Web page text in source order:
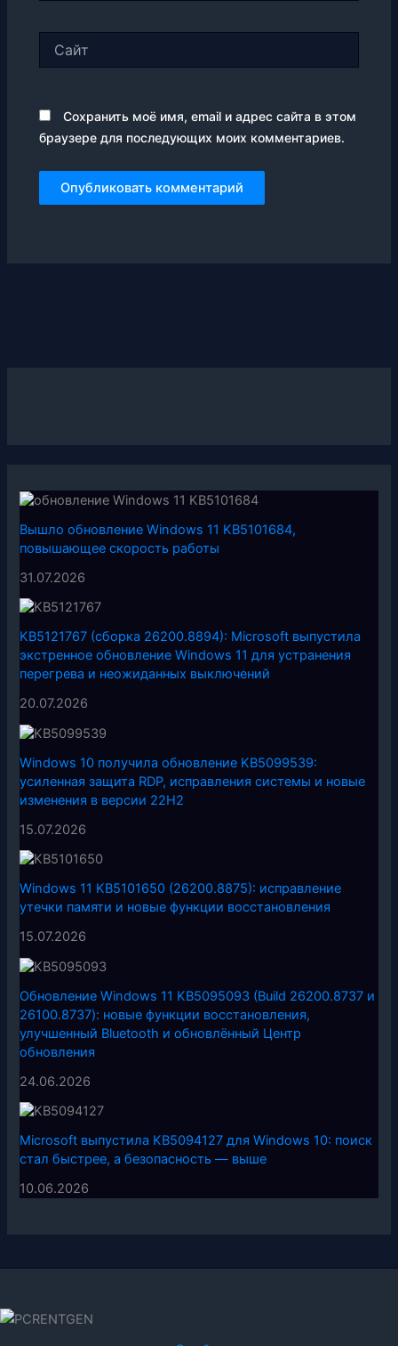
Сохранить моё имя, email и адрес сайта в этом
браузере для последующих моих комментариев.
Вышло обновление Windows 11 KB5101684,
повышающее скорость работы
31.07.2026
KB5121767 (сборка 26200.8894): Microsoft выпустила
экстренное обновление Windows 11 для устранения
перегрева и неожиданных выключений
20.07.2026
Windows 10 получила обновление KB5099539:
усиленная защита RDP, исправления системы и новые
изменения в версии 22H2
15.07.2026
Windows 11 KB5101650 (26200.8875): исправление
утечки памяти и новые функции восстановления
15.07.2026
Обновление Windows 11 KB5095093 (Build 26200.8737 и
26100.8737): новые функции восстановления,
улучшенный Bluetooth и обновлённый Центр
обновления
24.06.2026
Microsoft выпустила KB5094127 для Windows 10: поиск
стал быстрее, а безопасность — выше
10.06.2026